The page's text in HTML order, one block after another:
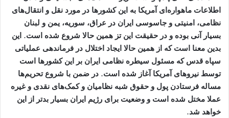
اطلاعات ماهواره‌ای آمریکا به این کشورها در مورد نقل و انتقال‌های
نظامی، امنیتی و جاسوسی ایران در عراق، سوریه، یمن و لبنان
بسیار آنی بوده و در حقیقت این تز همین حالا شروع شده است. این
بدین معنا است که از همین حالا ایجاد اختلال در فرماندهی عملیاتی
سپاه قدس که مسئول سیطره نظامی ایران بر این کشورها است
توسط نیروهای آمریکا آغاز شده است. در ضمن با شروع تحریم‌ها
مساله فرستادن پول و حقوق شبه نظامیان و کمک‌های نقدی و غیره
عملا مختل شده است و وضعیت برای رژیم ایران بسیار بدتر از این
خواهد شد.